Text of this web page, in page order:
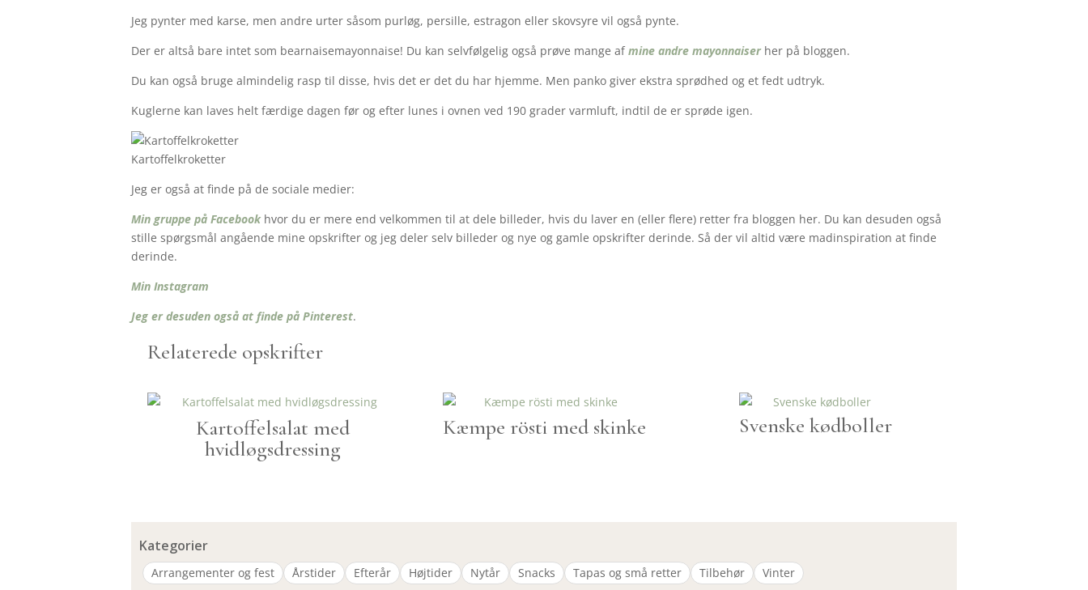
Jeg pynter med karse, men andre urter såsom purløg, persille, estragon eller skovsyre vil også pynte.
Der er altså bare intet som bearnaisemayonnaise! Du kan selvfølgelig også prøve mange afmine andre mayonnaiser her på bloggen.
Du kan også bruge almindelig rasp til disse, hvis det er det du har hjemme. Men panko giver ekstra sprødhed og et fedt udtryk.
Kuglerne kan laves helt færdige dagen før og efter lunes i ovnen ved 190 grader varmluft, indtil de er sprøde igen.
Kartoffelkroketter
Jeg er også at finde på de sociale medier:
Min gruppe på Facebookhvor du er mere end velkommen til at dele billeder, hvis du laver en (eller flere) retter fra bloggen her. Du kan desuden også
stille spørgsmål angående mine opskrifter og jeg deler selv billeder og nye og gamle opskrifter derinde. Så der vil altid være madinspiration at finde
derinde.
Min Instagram
Jeg er desuden også at finde på Pinterest.
Relaterede opskrifter
Kartoffelsalat med
hvidløgsdressing
Kæmpe rösti med skinke Svenske kødboller
Kategorier
Arrangementer og fest Årstider Efterår Højtider Nytår Snacks Tapas og små retter Tilbehør Vinter